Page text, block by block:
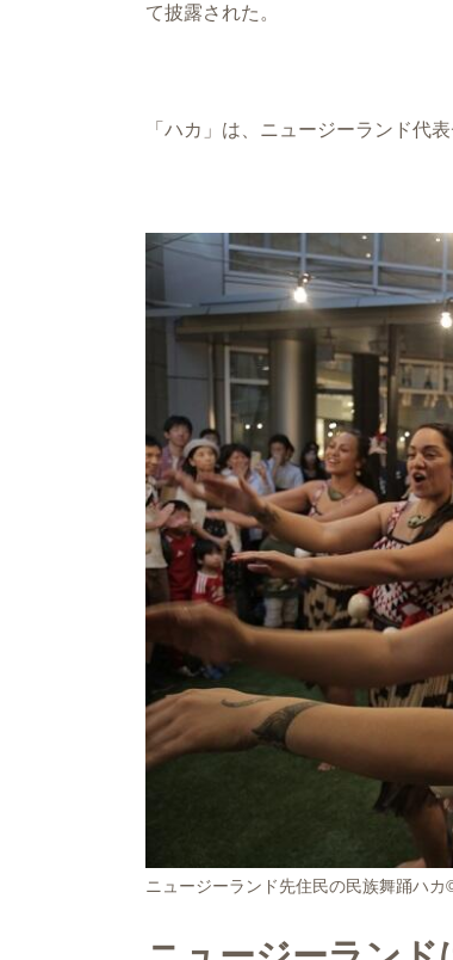
て披露された。
「ハカ」は、ニュージーランド代
ニュージーランド先住民の民族舞踊ハ